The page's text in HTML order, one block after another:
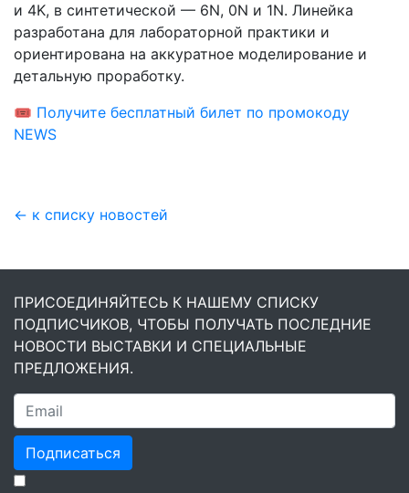
и 4K, в синтетической — 6N, 0N и 1N. Линейка
разработана для лабораторной практики и
ориентирована на аккуратное моделирование и
детальную проработку.
🎟️ Получите бесплатный билет по промокоду
NEWS
← к списку новостей
ПРИСОЕДИНЯЙТЕСЬ К НАШЕМУ СПИСКУ
ПОДПИСЧИКОВ, ЧТОБЫ ПОЛУЧАТЬ ПОСЛЕДНИЕ
НОВОСТИ ВЫСТАВКИ И СПЕЦИАЛЬНЫЕ
ПРЕДЛОЖЕНИЯ.
Подписаться